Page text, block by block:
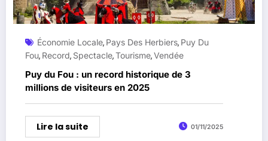
Économie Locale, Pays Des Herbiers, Puy Du
Fou, Record, Spectacle,Tourisme,Vendée
Puy du Fou : un record historique de 3
millions de visiteurs en 2025
Lire la suite 01/11/2025